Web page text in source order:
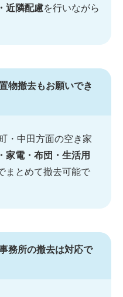
近隣配慮を行いながら
物撤去もお願いでき
・中田方面の空き家
家電・布団・生活用
まとめて撤去可能で
務所の撤去は対応で